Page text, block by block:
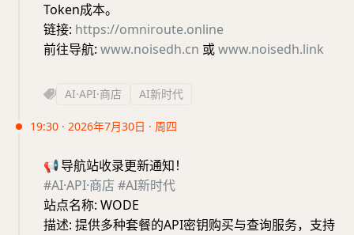
Token成本。
链接: https://omniroute.online
前往导航: www.noisedh.cn 或www.noisedh.link
AI·API·商店 AI新时代
19:30 · 2026年7月30日 · 周四
📢导航站收录更新通知！
#AI·API·商店 #AI新时代
站点名称: WODE
描述: 提供多种套餐的API密钥购买与查询服务，支持